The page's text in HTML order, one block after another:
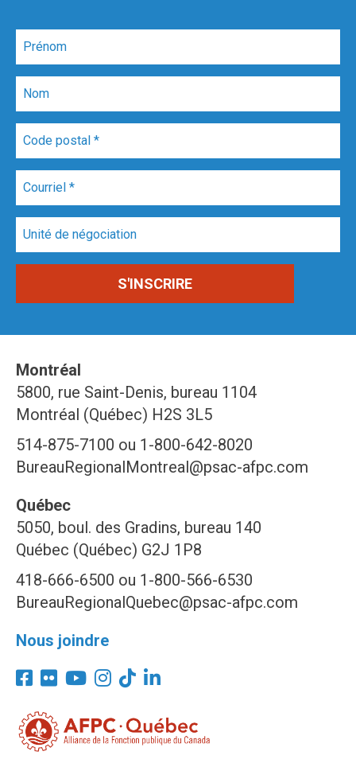
Montréal
5800, rue Saint-Denis, bureau 1104
Montréal (Québec) H2S 3L5
514-875-7100 ou 1-800-642-8020
BureauRegionalMontreal@psac-afpc.com
Québec
5050, boul. des Gradins, bureau 140
Québec (Québec) G2J 1P8
418-666-6500 ou 1-800-566-6530
BureauRegionalQuebec@psac-afpc.com
Nous joindre